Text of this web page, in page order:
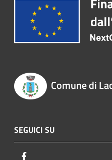
Comune di
SEGUICI SU